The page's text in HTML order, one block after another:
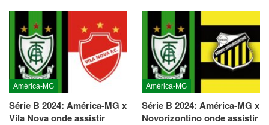
América-MG
Série B 2024: América-MG x
Vila Nova onde assistir
América-MG
Série B 2024: América-MG x
Novorizontino onde assistir